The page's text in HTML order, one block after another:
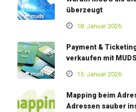
überzeugt
18. Januar 2026
Payment &
verkaufen mit MUDS
15. Januar 2026
Mapping beim
Adressen sauber